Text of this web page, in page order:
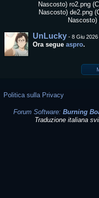
Nascosto) ro2.png
Nascosto) de2.png
UnLucky - 8 Giu 2026
Ora segue aspro.
Politica sulla Privacy
Forum Software: Burning
Traduzione italiana